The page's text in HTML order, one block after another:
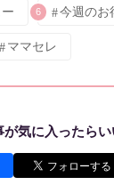
6 今週のお
ママセレ
が気に入ったらい